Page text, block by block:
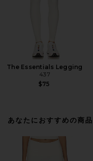
The Essentials Legging
437
$75
あなたにおすすめの商品